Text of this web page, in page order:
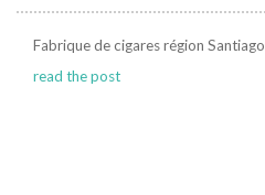
Fabrique de cigares région Santiago
read the post